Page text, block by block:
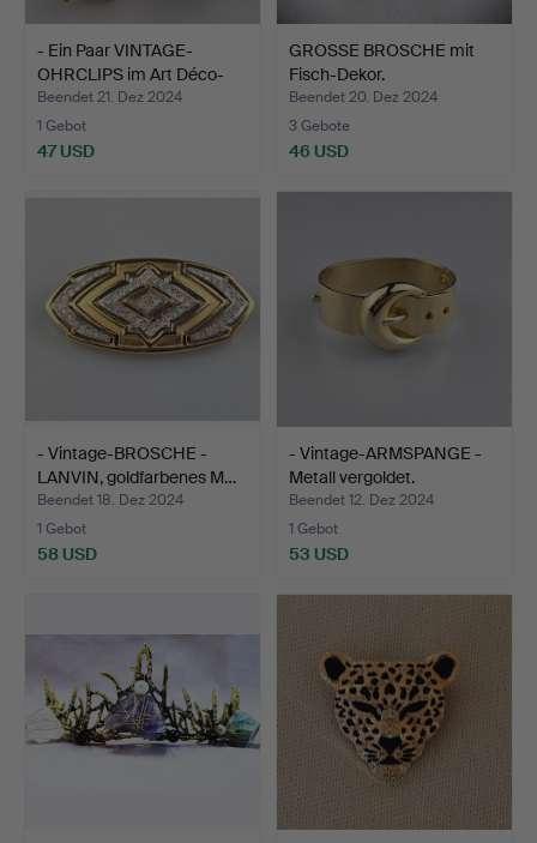
- Ein Paar VINTAGE-
OHRCLIPS im Art Déco-
St…
Beendet 21. Dez 2024
1 Gebot
47 USD
GROSSE BROSCHE mit
Fisch-Dekor.
Beendet 20. Dez 2024
3 Gebote
46 USD
- Vintage-BROSCHE -
LANVIN, goldfarbenes M…
Beendet 18. Dez 2024
1 Gebot
58 USD
- Vintage-ARMSPANGE -
Metall vergoldet.
Beendet 12. Dez 2024
1 Gebot
53 USD